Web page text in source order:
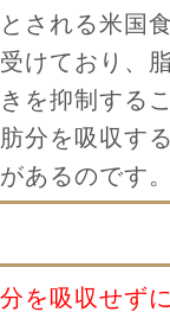
される米国
けており、
を抑制する
分を吸収す
あるのです
を吸収せず